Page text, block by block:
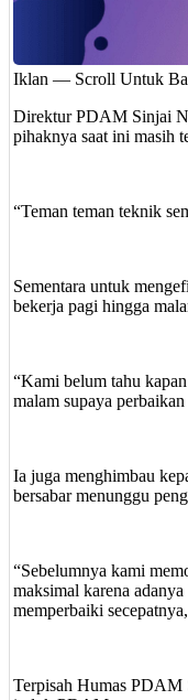
Iklan — Scroll Untuk
Direktur PDAM Sinjai
pihaknya saat ini masih
“Teman teman teknik
Sementara untuk
bekerja pagi hingga
“Kami belum tahu
malam supaya
Ia juga menghimbau
bersabar menunggu
“Sebelumnya kami
maksimal karena
memperbaiki
Terpisah Humas PDAM